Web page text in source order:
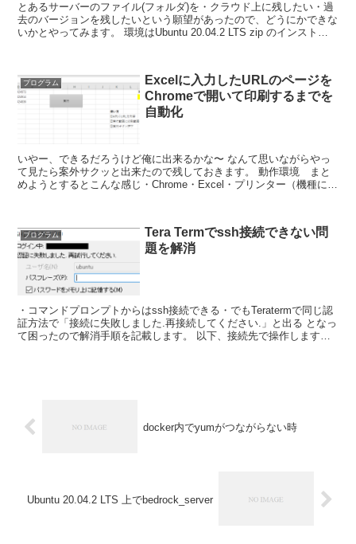
とあるサーバーのファイル(フォルダ)を・クラウド上に残したい・過
去のバージョンを残したいという願望があったので、どうにかできな
いかとやってみます。 環境はUbuntu 20.04.2 LTS zip のインストー
プログラム
Excelに入力したURLのページを
Chromeで開いて印刷するまでを
自動化
いやー、できるだろうけど俺に出来るかな〜 なんて思いながらやっ
て見たら案外サクッと出来たので残しておきます。 動作環境 まと
めようとするとこんな感じ・Chrome・Excel・プリンター（機種によ
プログラム
Tera Termでssh接続できない問
題を解消
・コマンドプロンプトからはssh接続できる・でもTeratermで同じ認
証方法で「接続に失敗しました.再接続してください.」と出る となっ
て困ったので解消手順を記載します。 以下、接続先で操作します。
docker内でyumがつながらない時
Ubuntu 20.04.2 LTS 上でbedrock_server